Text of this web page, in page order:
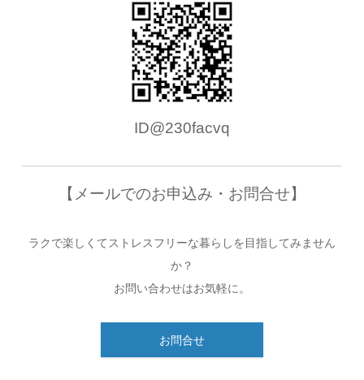
ID@230facvq
【メールでのお申込み・お問合せ】
ラクで楽しくてストレスフリーな暮らしを目指してみません
か？
お問い合わせはお気軽に。
お問合せ